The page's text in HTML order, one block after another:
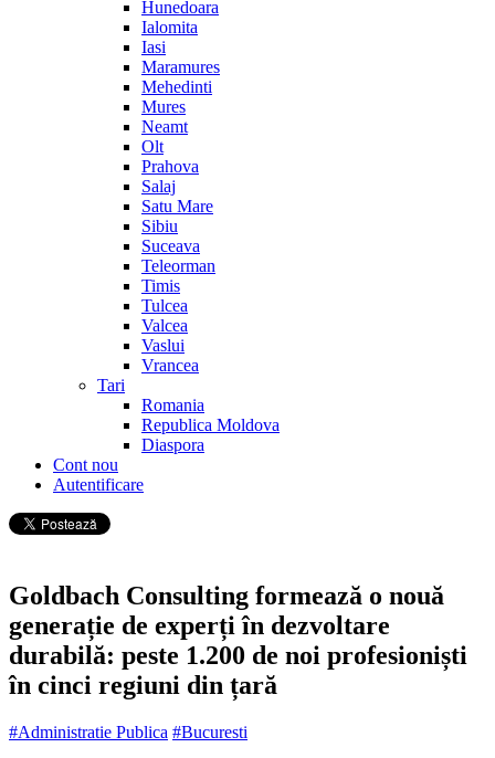
Hunedoara
Ialomita
Iasi
Maramures
Mehedinti
Mures
Neamt
Olt
Prahova
Salaj
Satu Mare
Sibiu
Suceava
Teleorman
Timis
Tulcea
Valcea
Vaslui
Vrancea
Tari
Romania
Republica Moldova
Diaspora
Cont nou
Autentificare
Goldbach Consulting formează o nouă
generație de experți în dezvoltare
durabilă: peste 1.200 de noi profesioniști
în cinci regiuni din țară
#Administratie Publica #Bucuresti